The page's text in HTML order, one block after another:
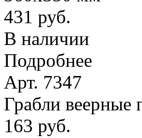
431 руб.
В наличии
Подробнее
Арт. 7347
Грабли веерные
163 руб.